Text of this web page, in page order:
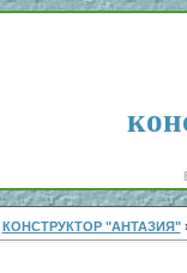
КОНСТРУКТОР "АНТАЗИЯ"